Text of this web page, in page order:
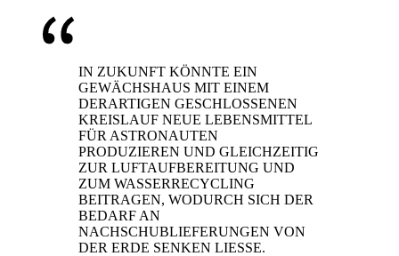
IN ZUKUNFT KÖNNTE EIN
GEWÄCHSHAUS MIT EINEM
DERARTIGEN GESCHLOSSENEN
KREISLAUF NEUE LEBENSMITTEL
FÜR ASTRONAUTEN
PRODUZIEREN UND GLEICHZEITIG
ZUR LUFTAUFBEREITUNG UND
ZUM WASSERRECYCLING
BEITRAGEN, WODURCH SICH DER
BEDARF AN
NACHSCHUBLIEFERUNGEN VON
DER ERDE SENKEN LIESSE.